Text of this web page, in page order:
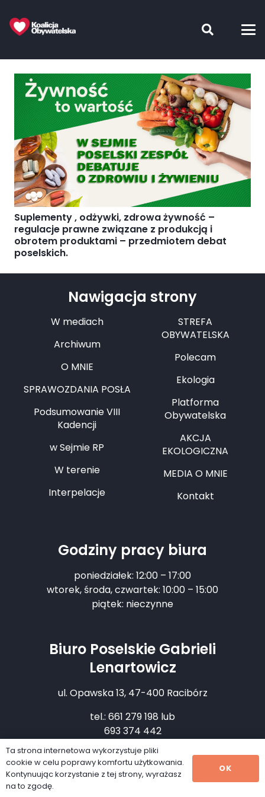
Suplementy , odżywki, zdrowa żywność –
regulacje prawne związane z produkcją i
obrotem produktami – przedmiotem debat
poselskich.
Nawigacja strony
W mediach
Archiwum
O MNIE
SPRAWOZDANIA POSŁA
Podsumowanie VIII
Kadencji
w Sejmie RP
W terenie
Interpelacje
STREFA
OBYWATELSKA
Polecam
Ekologia
Platforma
Obywatelska
AKCJA
EKOLOGICZNA
MEDIA O MNIE
Kontakt
Godziny pracy biura
poniedziałek: 12:00 – 17:00
wtorek, środa, czwartek: 10:00 – 15:00
piątek: nieczynne
Biuro Poselskie Gabrieli
Lenartowicz
ul. Opawska 13, 47-400 Racibórz
tel.: 661 279 198 lub
693 374 442
gabriela.lenartowicz@sejm.pl
Ta strona internetowa wykorzystuje pliki
cookie w celu poprawy komfortu użytkowania.
Kontynuując korzystanie z tej strony, wyrażasz
na to zgodę.
OK